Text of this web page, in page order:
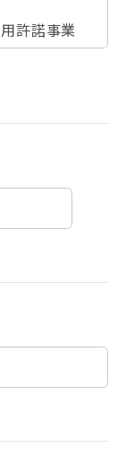
許諾事業
報であっ
話番号、
ない場合で
、結果的に
報に含ま